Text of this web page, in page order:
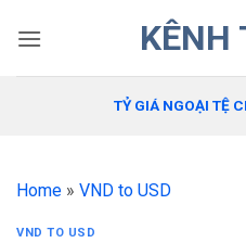
qua
KÊNH
TỶ GIÁ NGOẠI TỆ
Home » VND to USD
VND TO USD